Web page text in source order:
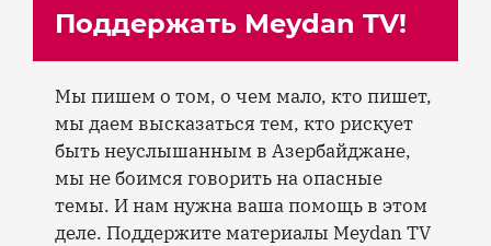
Поддержать Meydan TV!
Мы пишем о том, о чем мало, кто пишет,
мы даем высказаться тем, кто рискует
быть неуслышанным в Азербайджане,
мы не боимся говорить на опасные
темы. И нам нужна ваша помощь в этом
деле. Поддержите материалы Meydan TV